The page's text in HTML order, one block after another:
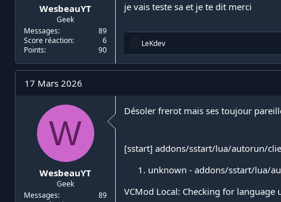
WesbeauYT
Geek
Messages
89
Score réaction
6
Points
90
je vais teste sa et je te dit merci
R
a
c
n
LeKdev
17 Mars 2026
W
WesbeauYT
Geek
Messages
89
Désoler frerot mais ses toujour
[sstart] addons/sstart/lua/autorun/
unknown - addons/sstart/lua/
VCMod Local: Checking for